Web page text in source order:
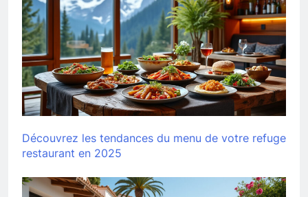
Découvrez les tendances du menu de votre refuge
restaurant en 2025